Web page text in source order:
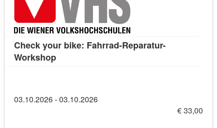
Check your bike: Fahrrad-Reparatur-
WorkshopKursdetail: Check your bike: Fahrrad-
03.10.2026 - 03.10.2026
€ 33,00